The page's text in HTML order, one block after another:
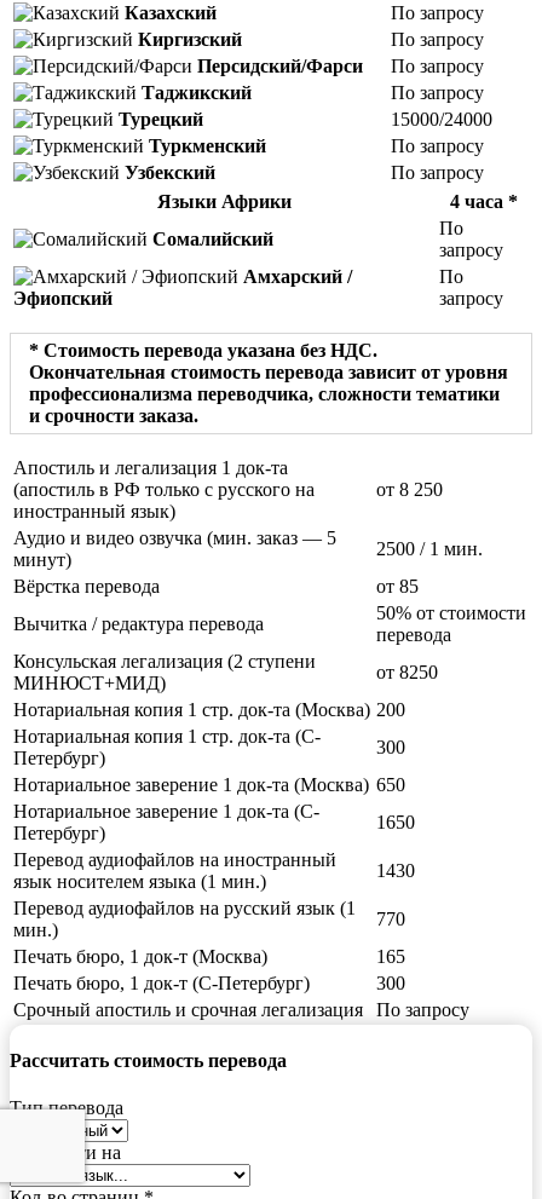
Казахский
По запросу
Киргизский
По запросу
Персидский/Фарси
По запросу
Таджикский
По запросу
Турецкий
15000/24000
Туркменский
По запросу
Узбекский
По запросу
Языки Африки
4 часа *
Сомалийский
По
запросу
Амхарский /
Эфиопский
По
запросу
* Стоимость перевода указана без НДС.
Окончательная стоимость перевода зависит от уровня
профессионализма переводчика, сложности тематики
и срочности заказа.
Апостиль и легализация 1 док-та
(апостиль в РФ только с русского на
иностранный язык)
от 8 250
Аудио и видео озвучка (мин. заказ — 5
минут)
2500 / 1 мин.
Вёрстка перевода
от 85
Вычитка / редактура перевода
50% от стоимости
перевода
Консульская легализация (2 ступени
МИНЮСТ+МИД)
от 8250
Нотариальная копия 1 стр. док-та (Москва) 200
Нотариальная копия 1 стр. док-та (С-
Петербург)
300
Нотариальное заверение 1 док-та (Москва) 650
Нотариальное заверение 1 док-та (С-
Петербург)
1650
Перевод аудиофайлов на иностранный
язык носителем языка (1 мин.)
1430
Перевод аудиофайлов на русский язык (1
мин.)
770
Печать бюро, 1 док-т (Москва)
165
Печать бюро, 1 док-т (С-Петербург)
300
Срочный апостиль и срочная легализация
По запросу
Рассчитать стоимость перевода
Тип перевода
Перевести на